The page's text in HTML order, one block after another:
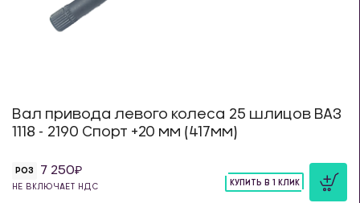
Вал привода левого колеса 25 шлицов ВАЗ
1118 - 2190 Спорт +20 мм (417мм)
РОЗ 7 250
НЕ ВКЛЮЧАЕТ НДС
КУПИТЬ В 1 КЛИК